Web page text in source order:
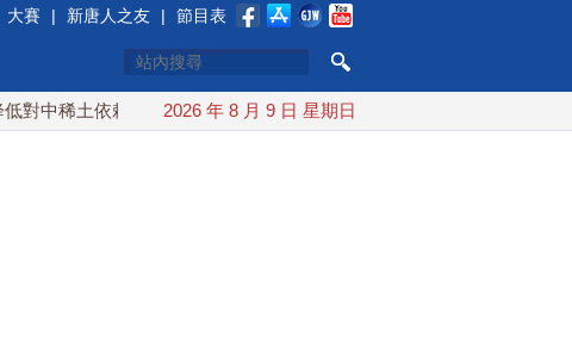
大賽 | 新唐人之友 | 節目表
中稀土依賴 川普宣布礦業投資20億美元
2026 年 8 月 9 日 星期日